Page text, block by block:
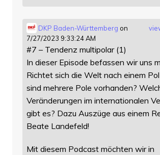
DKP Baden-Württemberg on
7/27/2023 9:33:24 AM
#7 – Tendenz multipolar (1)
In dieser Episode befassen wir uns
Richtet sich die Welt nach einem
sind mehrere Pole vorhanden?
Veränderungen im internationalen
gibt es? Dazu Auszüge aus einem
Beate Landefeld!
Mit diesem Podcast möchten wir in